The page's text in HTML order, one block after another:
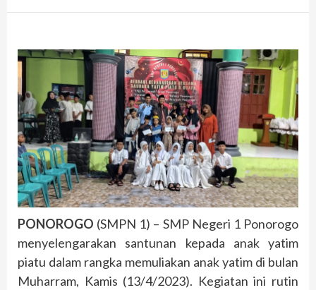
PONOROGO (SMPN 1) – SMP Negeri 1 Ponorogo
menyelengarakan santunan kepada anak yatim
piatu dalam rangka memuliakan anak yatim di bulan
Muharram, Kamis (13/4/2023). Kegiatan ini rutin